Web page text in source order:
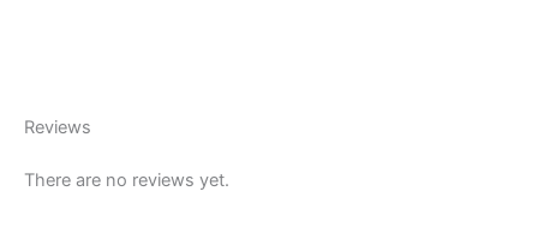
Reviews
There are no reviews yet.